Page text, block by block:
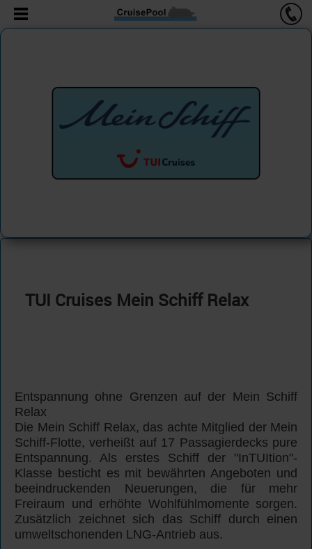
TUI Cruises Mein Schiff Relax
Entspannung ohne Grenzen auf der Mein Schiff
Relax
Die Mein Schiff Relax, das achte Mitglied der Mein
Schiff-Flotte, verheißt auf 17 Passagierdecks pure
Entspannung. Als erstes Schiff der "InTUItion"-
Klasse besticht es mit bewährten Angeboten und
beeindruckenden Neuerungen, die für mehr
Freiraum und erhöhte Wohlfühlmomente sorgen.
Zusätzlich zeichnet sich das Schiff durch einen
umweltschonenden LNG-Antrieb aus.